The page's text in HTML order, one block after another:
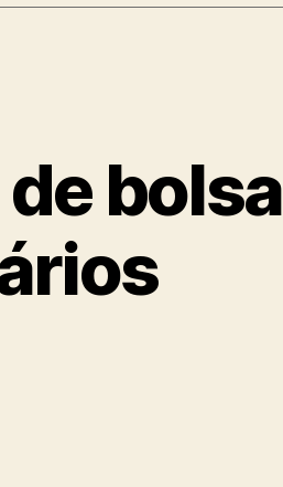
bolsa